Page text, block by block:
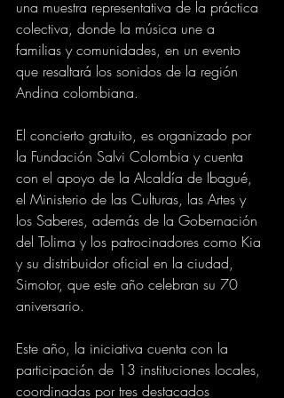
una muestra representativa de la práctica
colectiva, donde la música une a
familias y comunidades, en un evento
que resaltará los sonidos de la región
Andina colombiana.
El concierto gratuito, es organizado por
la Fundación Salvi Colombia y cuenta
con el apoyo de la Alcaldía de Ibagué,
el Ministerio de las Culturas, las Artes y
los Saberes, además de la Gobernación
del Tolima y los patrocinadores como Kia
y su distribuidor oficial en la ciudad,
Simotor, que este año celebran su 70
aniversario.
Este año, la iniciativa cuenta con la
participación de 13 instituciones locales,
coordinadas por tres destacados